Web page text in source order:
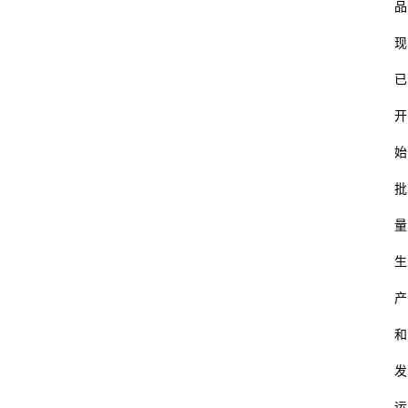
品
现
已
开
始
批
量
生
产
和
发